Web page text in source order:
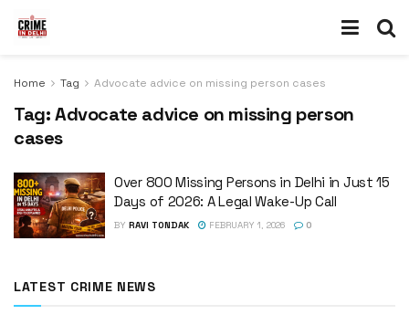
Home Tag Advocate advice on missing person cases
Tag:Advocate advice on missing person
cases
Over 800 Missing Persons in Delhi in Just 15
Days of 2026: A Legal Wake-Up Call
BY RAVI TONDAK FEBRUARY 1, 2026 0
LATEST CRIME NEWS